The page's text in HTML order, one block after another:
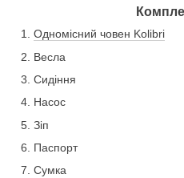
Одномісний човен Kolibri
Весла
Сидіння
Насос
Зіп
Паспорт
Сумка